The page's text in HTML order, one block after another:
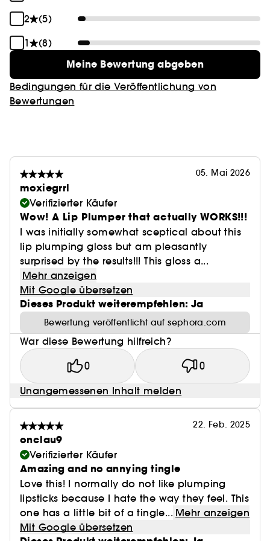
und gerissene Lippen, damit sie den ganzen Tag
lang mit Feuchtigkeit versorgt sind und sich glatt
2
(5)
1
(8)
Meine Bewertung abgeben
Bedingungen für die Veröffentlichung von
Bewertungen
05. Mai 2026
moxiegrrl
Verifizierter Käufer
Wow! A Lip Plumper that actually WORKS!!!
I was initially somewhat sceptical about this
lip plumping gloss but am pleasantly
surprised by the results!!! This gloss a...
Mehr anzeigen
Mit Google übersetzen
Dieses Produkt weiterempfehlen: Ja
Bewertung veröffentlicht auf sephora.com
War diese Bewertung hilfreich?
0 0
Unangemessenen Inhalt melden
22. Feb. 2025
onclau9
Verifizierter Käufer
Amazing and no annying tingle
Love this! I normally do not like plumping
lipsticks because I hate the way they feel. This
one has a little bit of a tingle... Mehr anzeigen
Mit Google übersetzen